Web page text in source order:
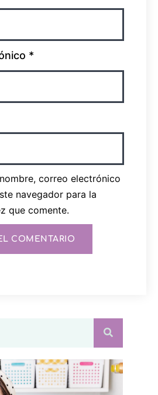
*
correo electrónico
navegador para la
que comente.